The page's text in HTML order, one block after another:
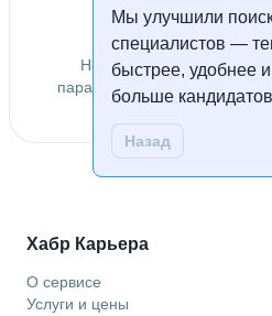
Мы улучшили
специалистов —
быстрее, удобнее
больше
Назад
Специалисты
Не удалось найти
параметрам. Попробуйте
Хабр Карьера
О сервисе
Услуги и цены